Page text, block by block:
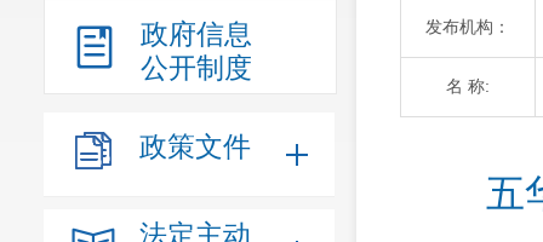
政府信息
公开制度
政策文件
法定主动
发布机构：
名 称:
五